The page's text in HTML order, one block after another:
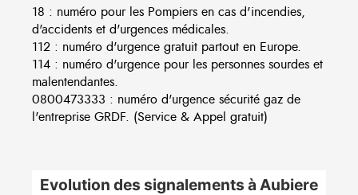
18 : numéro pour les Pompiers en cas d'incendies,
d'accidents et d'urgences médicales.
112 : numéro d'urgence gratuit partout en Europe.
114 : numéro d'urgence pour les personnes sourdes et
malentendantes.
0800473333 : numéro d'urgence sécurité gaz de
l'entreprise GRDF. (Service & Appel gratuit)
Evolution des signalements à Aubiere